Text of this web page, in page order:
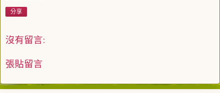
分享
沒有留言:
張貼留言